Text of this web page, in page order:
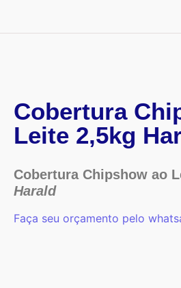
Cobertura
Leite 2,5kg
Cobertura Chipshow ao
Harald
Faça seu orçamento pelo